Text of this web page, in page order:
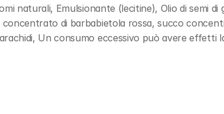
naturali, Emulsionante (lecitine), Olio di semi
di barbabietola rossa, succo
Un consumo eccessivo può avere effetti